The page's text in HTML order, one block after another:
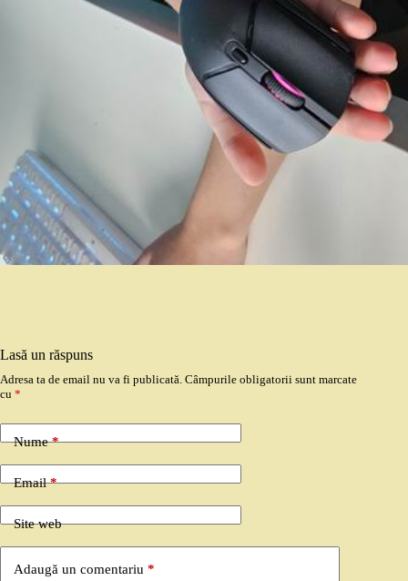
Lasă un răspuns
Adresa ta de email nu va fi publicată. Câmpurile obligatorii sunt marcate
cu *
Nume*
Email*
Site web
Adaugă un comentariu *